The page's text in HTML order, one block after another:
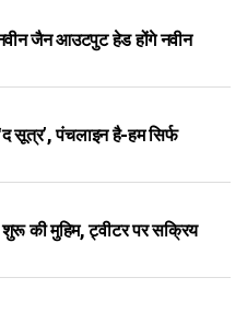
जैन आउटपुट हेड होंगे नवीन
सूत्र’, पंचलाइन है-हम सिर्फ
की मुहिम, ट्वीटर पर सक्रिय